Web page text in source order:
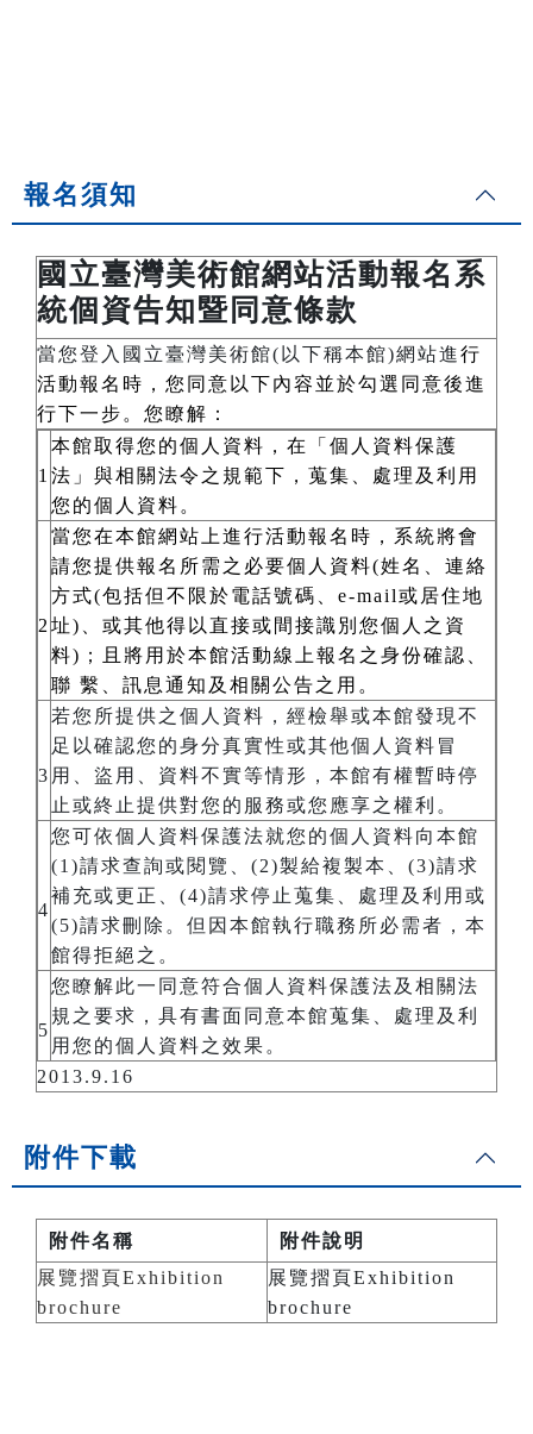
報名須知
國立臺灣美術館網站活動報名系
統個資告知暨同意條款
當您登入國立臺灣美術館(以下稱本館)網站進行
活動報名時，您同意以下內容並於勾選同意後進
行下一步。您瞭解：
1
本館取得您的個人資料，在「個人資料保護
法」與相關法令之規範下，蒐集、處理及利用
您的個人資料。
2
當您在本館網站上進行活動報名時，系統將會
請您提供報名所需之必要個人資料(姓名、連絡
方式(包括但不限於電話號碼、e-mail或居住地
址)、或其他得以直接或間接識別您個人之資
料)；且將用於本館活動線上報名之身份確認、
聯 繫、訊息通知及相關公告之用。
3
若您所提供之個人資料，經檢舉或本館發現不
足以確認您的身分真實性或其他個人資料冒
用、盜用、資料不實等情形，本館有權暫時停
止或終止提供對您的服務或您應享之權利。
4
您可依個人資料保護法就您的個人資料向本館
(1)請求查詢或閱覽、(2)製給複製本、(3)請求
補充或更正、(4)請求停止蒐集、處理及利用或
(5)請求刪除。但因本館執行職務所必需者，本
館得拒絕之。
5
您瞭解此一同意符合個人資料保護法及相關法
規之要求，具有書面同意本館蒐集、處理及利
用您的個人資料之效果。
2013.9.16
附件下載
附件名稱
附件說明
展覽摺頁Exhibition
brochure
展覽摺頁Exhibition
brochure